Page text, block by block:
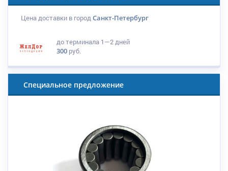
Цена доставки в городСанкт-Петербург
до терминала 1—2 дней
300 руб.
Специальное предложение